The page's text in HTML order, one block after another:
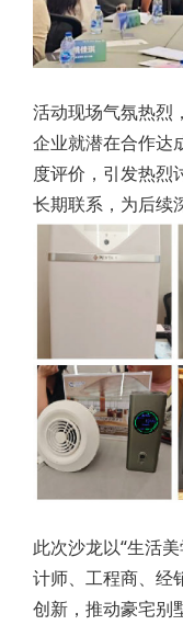
活动现场气氛热烈
企业就潜在合作达
度评价，引发热烈
长期联系，为后续
此次沙龙以“生活
计师、工程商、经
创新，推动豪宅别